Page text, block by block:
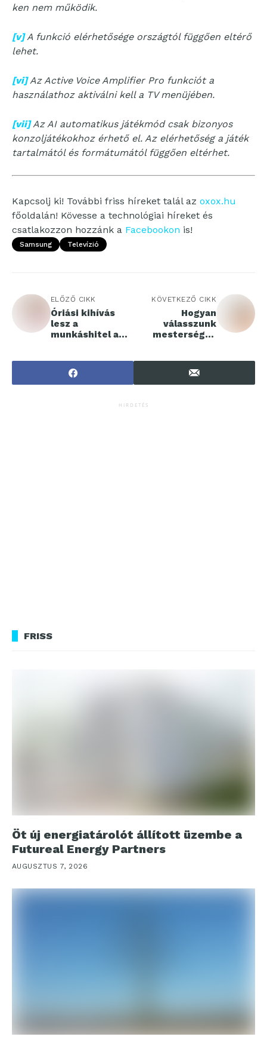
ken nem működik.
[v]A funkció elérhetősége országtól függően eltérő
lehet.
[vi]Az Active Voice Amplifier Pro funkciót a
használathoz aktiválni kell a TV menüjében.
[vii]Az AI automatikus játékmód csak bizonyos
konzoljátékokhoz érhető el. Az elérhetőség a játék
tartalmától és formátumától függően eltérhet.
Kapcsolj ki! További friss híreket talál az oxox.hu
főoldalán! Kövesse a technológiai híreket és
csatlakozzon hozzánk a Facebookon is!
Samsung Televízió
ELŐZŐ CIKK
Óriási kihívás
lesz a
munkáshitel a
KÖVETKEZŐ CIKK
Hogyan
válasszunk
mesterséges
HIRDETÉS
FRISS
Öt új energiatárolót állított üzembe a
Futureal Energy Partners
AUGUSZTUS 7, 2026